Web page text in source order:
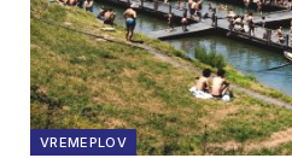
VREMEPLOV